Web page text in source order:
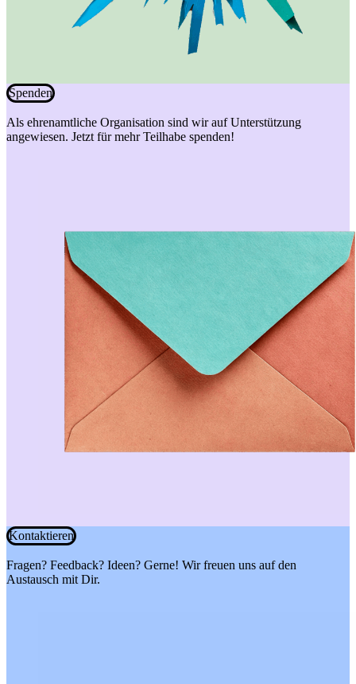
Spenden
Als ehrenamtliche Organisation sind wir auf Unterstützung
angewiesen. Jetzt für mehr Teilhabe spenden!
Kontaktieren
Fragen? Feedback? Ideen? Gerne! Wir freuen uns auf den
Austausch mit Dir.